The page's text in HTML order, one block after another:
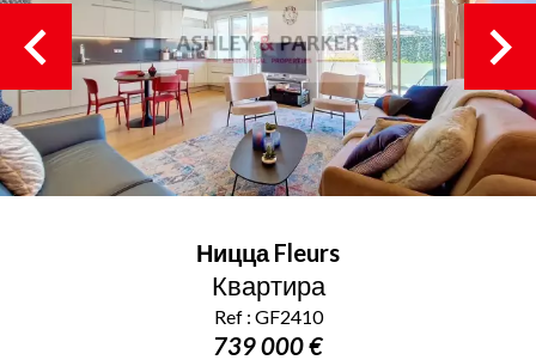
НиццаFleurs
Квартира
Ref : GF2410
739 000 €